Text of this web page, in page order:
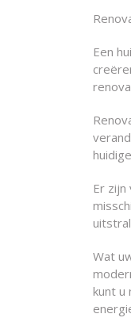
Een
Er
Wat
kunt u